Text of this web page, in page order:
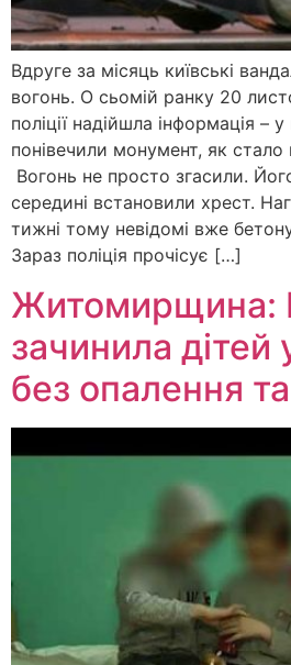
Вдруге за місяць київські
вогонь. О сьомій ранку 20
поліції надійшла інформація –
понівечили монумент, як стало
Вогонь не просто згасили.
середині встановили хрест.
тижні тому невідомі вже
Зараз поліція прочісує […]
Житомирщина:
зачинила дітей
без опалення та